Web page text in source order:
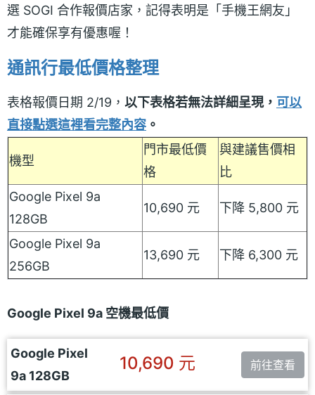
選 SOGI 合作報價店家，記得表明是「手機王網友」
才能確保享有優惠喔！
通訊行最低價格整理
表格報價日期 2/19， 以下表格若無法詳細呈現， 可以
直接點選這裡看完整內容 。
機型
門市最低價
格
與建議售價相
比
Google Pixel 9a
128GB
10,690 元 下降 5,800 元
Google Pixel 9a
256GB
13,690 元 下降 6,300 元
Google Pixel 9a 空機最低價
Google Pixel
9a 128GB
10,690 元 前往查看